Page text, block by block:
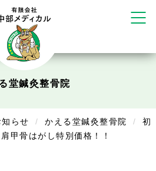
塚店
Cure
堂鍼灸整骨院
知らせ かえる堂鍼灸整骨院
初
甲骨はがし特別価格！！